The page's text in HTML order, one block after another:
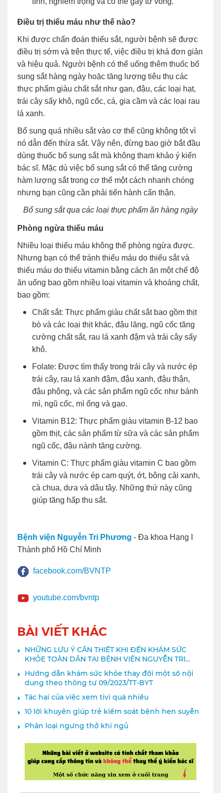
Điều trị thiếu máu như thế nào?
Khi được chẩn đoán thiếu sắt, người bệnh sẽ được
điều trị sớm và trên thực tế, việc điều trị khá đơn giản
và hiệu quả. Người bệnh có thể uống thêm thuốc bổ
sung sắt hàng ngày hoặc tăng lượng tiêu thụ các
thực phẩm giàu chất sắt như gan, đậu, các loại hạt,
trái cây sấy khô, ngũ cốc, cá, gia cầm và các loại rau
lá xanh.
Bổ sung quá nhiều sắt vào cơ thể cũng không tốt vì
nó dẫn đến thừa sắt. Vậy nên, đừng bao giờ bắt đầu
dùng thuốc bổ sung sắt mà không tham khảo ý kiến ​​
bác sĩ. Mặc dù việc bổ sung sắt có thể tăng cường
hàm lượng sắt trong cơ thể một cách nhanh chóng
nhưng bạn cũng cần phải tiến hành cẩn thận.
Bổ sung sắt qua các loại thực phẩm ăn hàng ngày
Phòng ngừa thiếu máu
Nhiều loại thiếu máu không thể phòng ngừa được.
Nhưng bạn có thể tránh thiếu máu do thiếu sắt và
thiếu máu do thiếu vitamin bằng cách ăn một chế độ
ăn uống bao gồm nhiều loại vitamin và khoáng chất,
bao gồm:
Chất sắt: Thực phẩm giàu chất sắt bao gồm thịt
bò và các loại thịt khác, đậu lăng, ngũ cốc tăng
cường chất sắt, rau lá xanh đậm và trái cây sấy
khô.
Folate: Được tìm thấy trong trái cây và nước ép
trái cây, rau lá xanh đậm, đậu xanh, đậu thận,
đậu phộng, và các sản phẩm ngũ cốc như bánh
mì, ngũ cốc, mì ống và gạo.
Vitamin B12: Thực phẩm giàu vitamin B-12 bao
gồm thịt, các sản phẩm từ sữa và các sản phẩm
ngũ cốc, đậu nành tăng cường.
Vitamin C: Thực phẩm giàu vitamin C bao gồm
trái cây và nước ép cam quýt, ớt, bông cải xanh,
cà chua, dưa và dâu tây. Những thứ này cũng
giúp tăng hấp thu sắt.
Bệnh viện Nguyễn Tri Phương - Đa khoa Hạng I
Thành phố Hồ Chí Minh
facebook.com/BVNTP
youtube.com/bvntp
BÀI VIẾT KHÁC
NHỮNG LƯU Ý CẦN THIẾT KHI ĐẾN KHÁM SỨC
KHỎE TOÀN DÂN TẠI BỆNH VIỆN NGUYỄN TRI
PHƯƠNG
Hướng dẫn khám sức khỏe thay đổi một số nội
dung theo thông tư 09/2023/TT-BYT
Tác hại của việc xem tivi quá nhiều
10 lời khuyên giúp trẻ kiểm soát bệnh hen suyễn
Phân loại ngưng thở khi ngủ